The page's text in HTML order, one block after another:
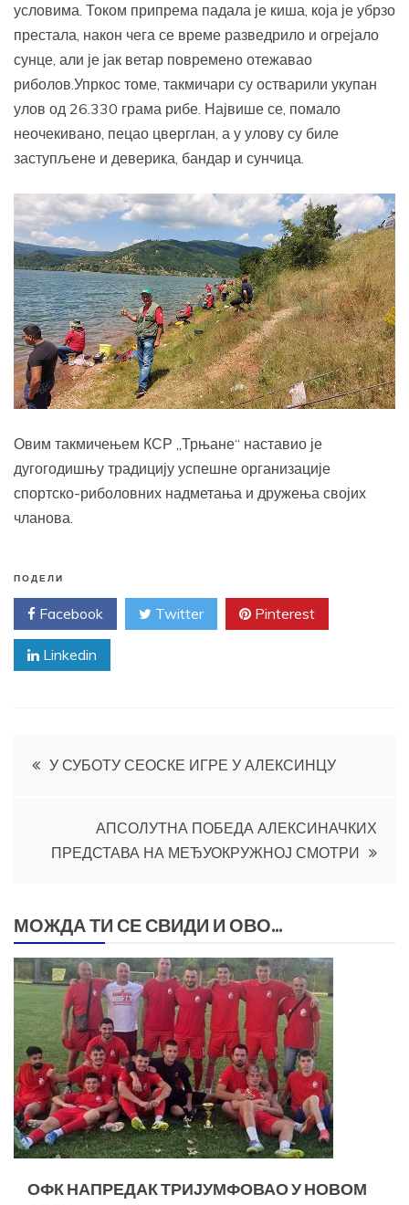
условима. Током припрема падала је киша, која је убрзо
престала, након чега се време разведрило и огрејало
сунце, али је јак ветар повремено отежавао
риболов.Упркос томе, такмичари су остварили укупан
улов од 26.330 грама рибе. Највише се, помало
неочекивано, пецао цверглан, а у улову су биле
заступљене и деверика, бандар и сунчица.
Овим такмичењем КСР „Трњане“ наставио је
дугогодишњу традицију успешне организације
спортско-риболовних надметања и дружења својих
чланова.
ПОДЕЛИ
Facebook Twitter Pinterest
Linkedin
Кретање
У СУБОТУ СЕОСКЕ ИГРЕ У АЛЕКСИНЦУ
АПСОЛУТНА ПОБЕДА АЛЕКСИНАЧКИХ
ПРЕДСТАВА НА МЕЂУОКРУЖНОЈ СМОТРИ
МОЖДА ТИ СЕ СВИДИ И ОВО...
ОФК НАПРЕДАК ТРИЈУМФОВАО У НОВОМ